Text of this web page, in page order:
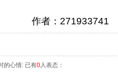
作者：271933741
的心情: 已有0人表态：